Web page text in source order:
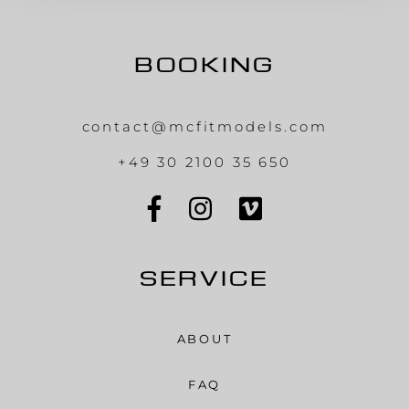
BOOKING
contact@mcfitmodels.com
+49 30 2100 35 650
SERVICE
ABOUT
FAQ